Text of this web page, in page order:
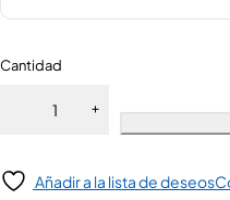
Cantidad
Añadir a la lista de deseos